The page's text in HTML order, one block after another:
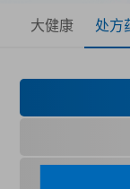
大健康 处方